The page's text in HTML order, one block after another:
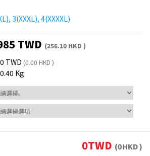
3(XXXL), 4(XXXXL)
TWD (256.10 HKD )
0 TWD (0.00 HKD )
0.40 Kg
0TWD (0HKD )